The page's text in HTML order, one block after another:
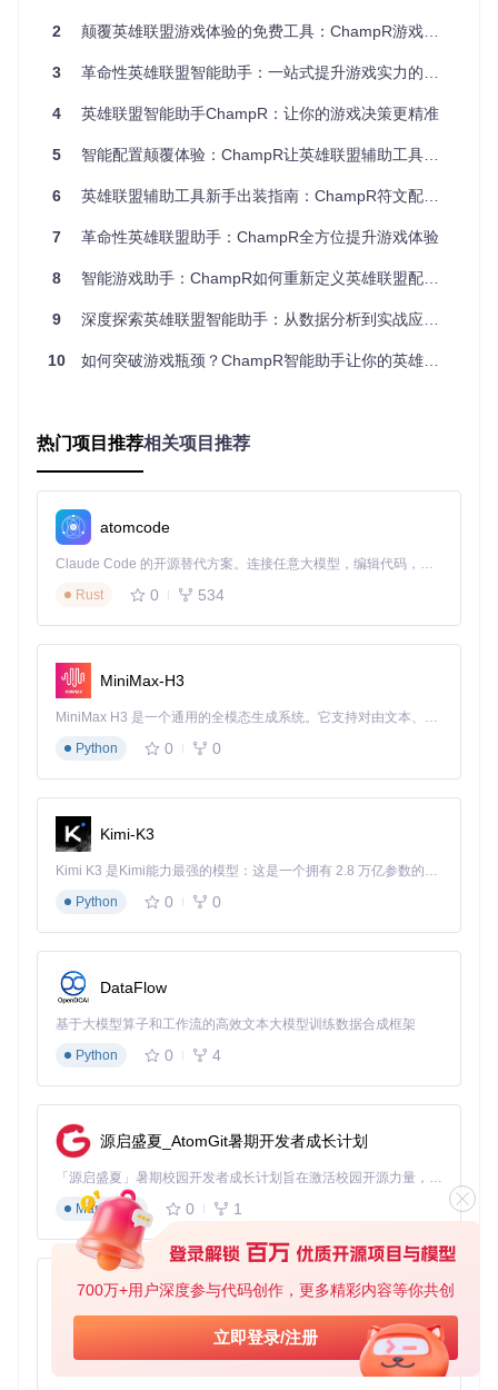
700万+用户深度参与代码创作，更多精彩内容等你共创
立即登录/注册
2 轻松配置对战符文
和游戏模式的最佳符文组合？
解决方案：ChampR的符文配置界面直观展示了完整的符文列
戏模式，轻松查看和选择最优的符文组合。
使用效果：通过简单的操作，即可将专业的符文组合应用到游
3 便捷设置辅助功能
场景需求：如何根据自己的使用习惯，个性化设置ChampR的
使用效果：通过简单的设置，让ChampR更好地适应你的游戏
习惯，提供更贴心的辅助服务。
三、使用流程：三步开启智能辅助
下载并安装ChampR应用程序，确保以管理员权限运行。
议。
小贴士：在设置界面开启"Auto Start"功能，可以让Champ
助支持。
四、用户获益：提升游戏水平，享受对战乐趣
通过使用ChampR，玩家可以：
节省大量研究游戏数据的时间，将更多精力投入到游戏操作
中。
适应不同游戏模式的需求，灵活调整策略。
无论你是希望提升游戏水平的新手，还是追求更高竞技体验的
仓库地址 https://gitcode.com/gh_mirrors/ch/champ-r 获取Ch
ampR，开启你的智能游戏之旅，让每一场对战都充满信心和
champr
🐶 Yet another League of Legends helper
项目地址：https://gitcode.com/gh_mirrors/ch/champr
2 颠覆英雄联盟游戏体验的免费工具：ChampR游戏决策辅助系统全面测评
3 革命性英雄联盟智能助手：一站式提升游戏实力的全面解决方案
4 英雄联盟智能助手ChampR：让你的游戏决策更精准
5 智能配置颠覆体验：ChampR让英雄联盟辅助工具进入新纪元
6 英雄联盟辅助工具新手出装指南：ChampR符文配置技巧与多模式适配全攻略
7 革命性英雄联盟助手：ChampR全方位提升游戏体验
8 智能游戏助手：ChampR如何重新定义英雄联盟配置体验
9 深度探索英雄联盟智能助手：从数据分析到实战应用的全方位指南
10 如何突破游戏瓶颈？ChampR智能助手让你的英雄联盟水平提升一个档次
热门项目推荐相关项目推荐
atomcode
Claude Code 的开源替代方案。连接任意大模型，编辑代码，运行命令，自动验证 — 全自动执行。用 Rust 构建，极致性能。 ｜ An open-source alternative to Claude Code. Connect any LLM, edit code, run commands, and verify changes — autonomously. Built in Rust for speed. Get Started
Rust
0 534
MiniMax-H3
MiniMax H3 是一个通用的全模态生成系统。它支持对由文本、图像、视频和音频组成的多模态上下文进行统一理解，并能生成分辨率高达 2K、时长可达 15 秒的带原生立体声音频的视频。得益于面向任务泛化的系统设计，H3 在预训练阶段就已具备广泛的多模态上下文理解与生成能力，能够出色地执行复杂的多模态指令。
Python
0 0
Kimi-K3
Kimi K3 是Kimi能力最强的模型：这是一个拥有 2.8 万亿参数的混合专家（MoE）模型，具备原生视觉理解能力，并支持 100 万 token 的上下文窗口。
Python
0 0
DataFlow
基于大模型算子和工作流的高效文本大模型训练数据合成框架
Python
0 4
源启盛夏_AtomGit暑期开发者成长计划
「源启盛夏」暑期校园开发者成长计划旨在激活校园开源力量，通过积分激励、认证扶持、资源倾斜等形式，引导高校组织和开发者完成「入驻 — 建项目 — 做贡献 — 获认证 — 得资源」的完整闭环。无论你是想带领社团入驻平台的组织者，还是希望用代码贡献证明自己的开发者，都能在这里找到属于你的成长路径。
Markdown
0 1
py-xiaozhi
基于Python的Xiaozhi AI，适用于想要完整Xiaozhi体验而无需拥有专用硬件的用户。
Python
0 1